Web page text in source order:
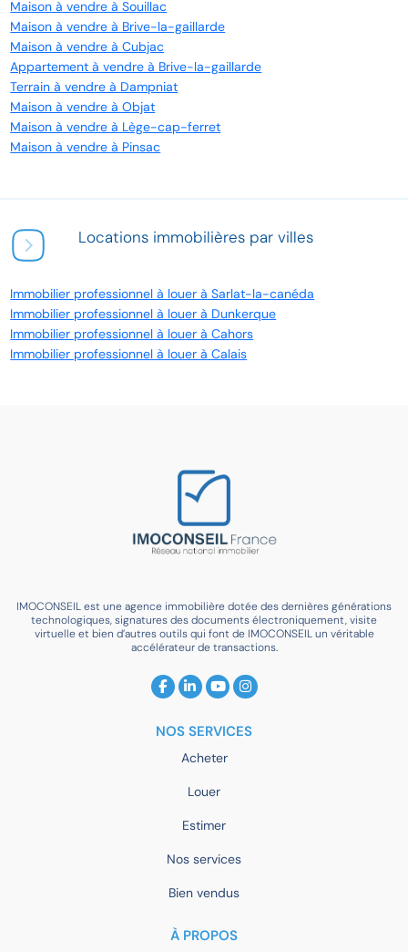
Maison à vendre à Souillac
Maison à vendre à Brive-la-gaillarde
Maison à vendre à Cubjac
Appartement à vendre à Brive-la-gaillarde
Terrain à vendre à Dampniat
Maison à vendre à Objat
Maison à vendre à Lège-cap-ferret
Maison à vendre à Pinsac
Locations immobilières par villes
Immobilier professionnel à louer à Sarlat-la-canéda
Immobilier professionnel à louer à Dunkerque
Immobilier professionnel à louer à Cahors
Immobilier professionnel à louer à Calais
IMOCONSEIL est une agence immobilière dotée des dernières générations
technologiques, signatures des documents électroniquement, visite
virtuelle et bien d’autres outils qui font de IMOCONSEIL un véritable
accélérateur de transactions.
NOS SERVICES
Acheter
Louer
Estimer
Nos services
Bien vendus
À PROPOS